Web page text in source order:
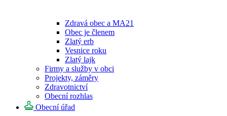
Zdravá obec a MA21
Obec je členem
Zlatý erb
Vesnice roku
Zlatý lajk
Firmy a služby v obci
Projekty, záměry
Zdravotnictví
Obecní rozhlas
Obecní úřad